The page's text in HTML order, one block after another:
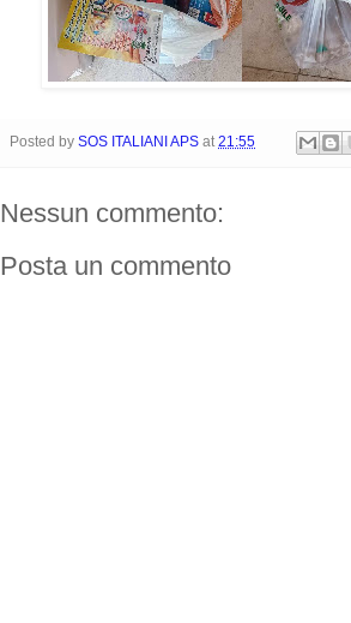
Posted by SOS ITALIANI APS at 21:55
Nessun commento:
Posta un commento